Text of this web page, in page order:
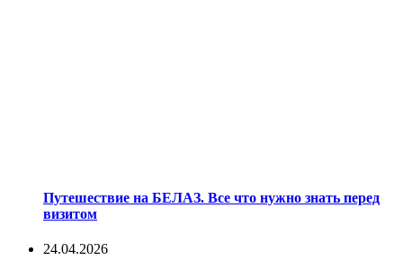
Путешествие на БЕЛАЗ. Все что нужно знать перед
визитом
24.04.2026